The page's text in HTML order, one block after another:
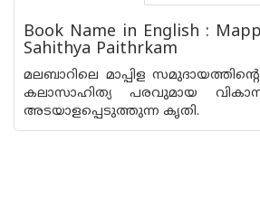
Book Name in English :
Sahithya Paithrkam
മലബാറിലെ മാപ്പിള
കലാസാഹിത്യ പരവുമായ
അടയാളപ്പെടുത്തുന്ന കൃതി.